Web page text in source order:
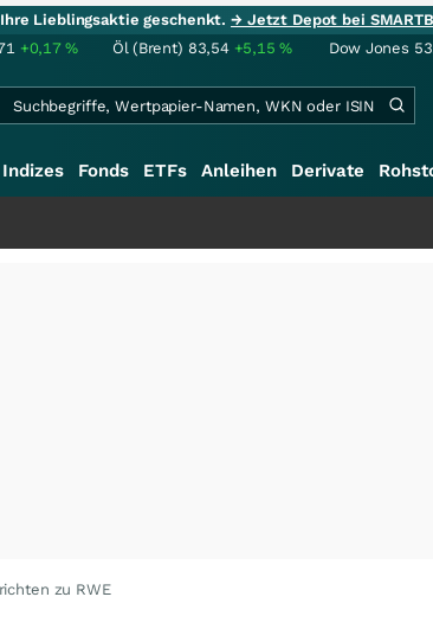
Lieblingsaktie geschenkt.→ Jetzt Depot bei
+0,17% Öl (Brent) 83,54 +5,15% Dow Jones
Indizes Fonds ETFs Anleihen Derivate
zu RWE